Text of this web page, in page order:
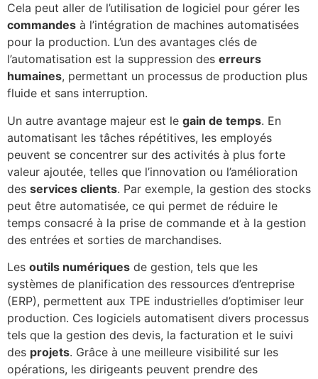
Cela peut aller de l’utilisation de logiciel pour gérer les
commandes à l’intégration de machines automatisées
pour la production. L’un des avantages clés de
l’automatisation est la suppression des erreurs
humaines, permettant un processus de production plus
fluide et sans interruption.
Un autre avantage majeur est le gain de temps. En
automatisant les tâches répétitives, les employés
peuvent se concentrer sur des activités à plus forte
valeur ajoutée, telles que l’innovation ou l’amélioration
des services clients. Par exemple, la gestion des stocks
peut être automatisée, ce qui permet de réduire le
temps consacré à la prise de commande et à la gestion
des entrées et sorties de marchandises.
Les outils numériques de gestion, tels que les
systèmes de planification des ressources d’entreprise
(ERP), permettent aux TPE industrielles d’optimiser leur
production. Ces logiciels automatisent divers processus
tels que la gestion des devis, la facturation et le suivi
des projets. Grâce à une meilleure visibilité sur les
opérations, les dirigeants peuvent prendre des